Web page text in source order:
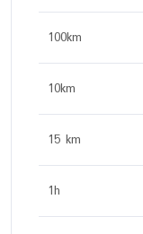
100km
10km
15 km
1h